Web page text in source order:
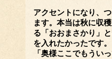
アクセントになり、
ます。本当は秋に収
る「おおまさかり」
を入れたかったです。
「奥様ここでもうい